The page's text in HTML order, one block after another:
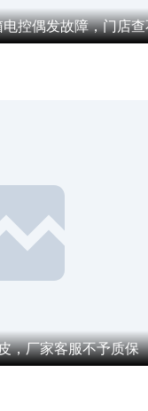
在此期间，我全程积极配
维修工作，对其服务态度
情况下，厂家先后指令更
类传感器。2026年6月1日
进行了“开膛破肚”式的全套
故障依然未除。3.维修无
和所有摄像头，但仅过了
查明病根，而是将我的车
白鼠”，用反复拆装来掩
，厂家客服不予质保